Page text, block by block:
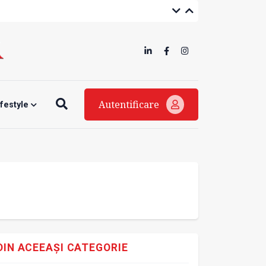
Autentificare
ACEEAȘI CATEGORIE